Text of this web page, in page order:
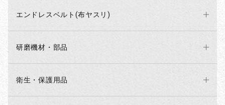
エンドレスベルト(布ヤスリ)
研磨機材・部品
衛生・保護用品